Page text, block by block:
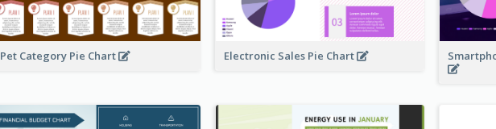
Pet Category Pie Chart Electronic Sales Pie Chart